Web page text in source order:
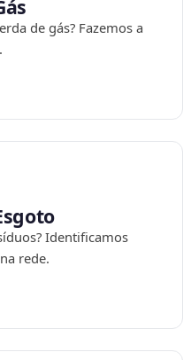
de gás? Fazemos a
Identificamos
rede.